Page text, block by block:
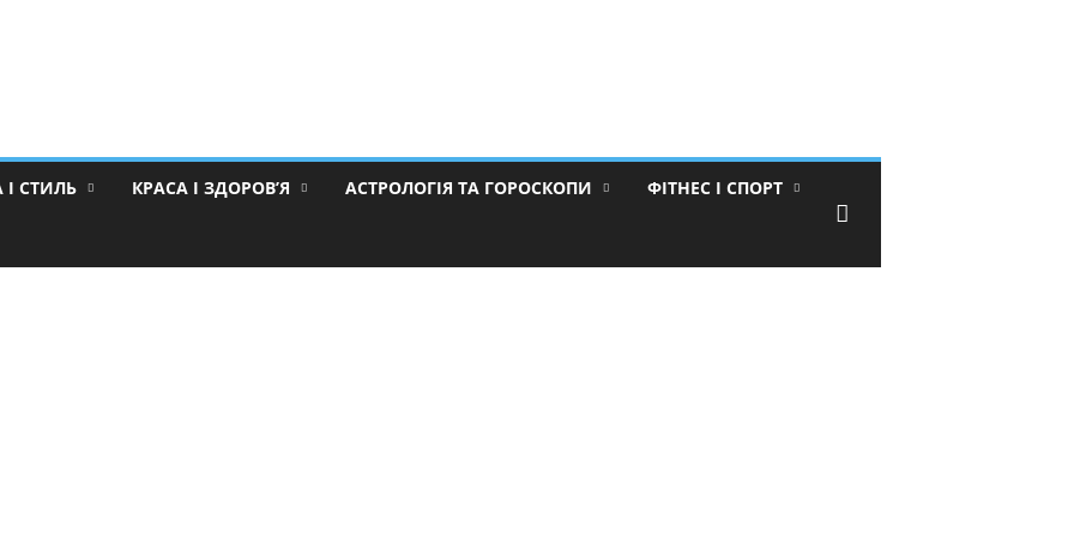
СТИЛЬ КРАСА І ЗДОРОВ’Я АСТРОЛОГІЯ ТА ГОРОСКОПИ ФІТНЕС І СПОРТ